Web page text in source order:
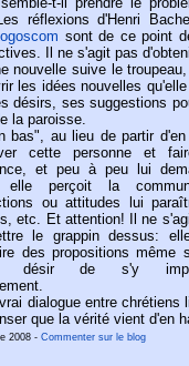
réflexions d'Henri
sont de ce point
Il ne s'agit pas
nouvelle suive le
les idées nouvelles
désirs, ses suggestions
la paroisse.
bas", au lieu de partir d'en
cette personne et
et peu à peu lui
elle perçoit la
ou attitudes lui
etc. Et attention! Il ne
le grappin dessus:
des propositions même
désir de s'y
dialogue entre chrétiens
que la vérité vient d'en
2008 - Commenter sur le blog